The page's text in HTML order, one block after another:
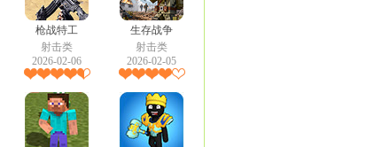
枪战特工
射击类
2026-02-06
生存战争
射击类
2026-02-05